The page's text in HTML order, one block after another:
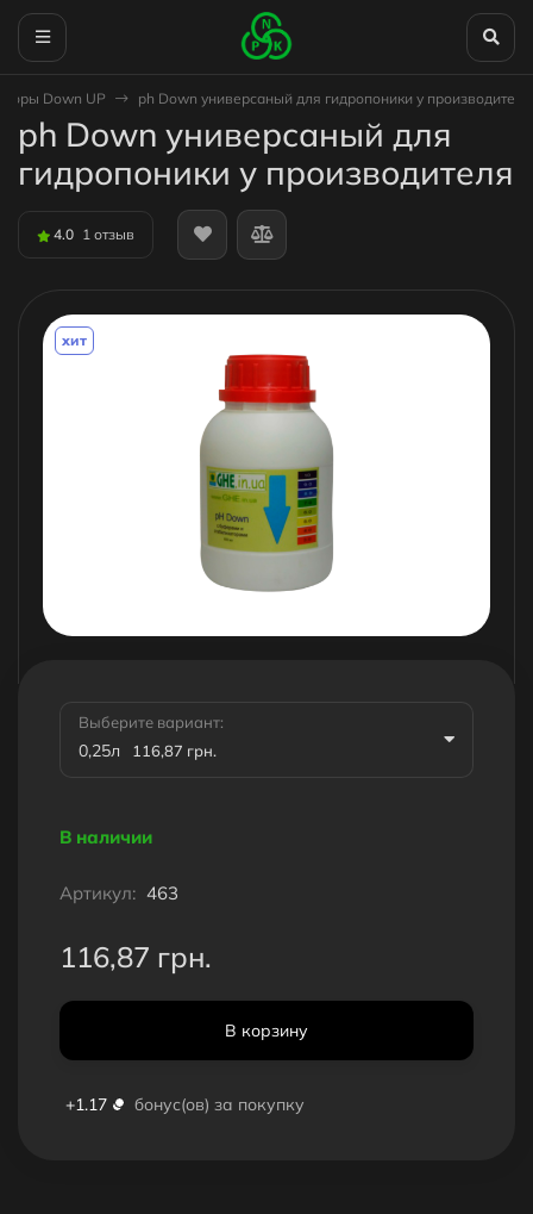
Down UP ph Down универсаный для гидропоники у производителя
ph Down универсаный для
гидропоники у производителя
4.0 1 отзыв
хит
Выберите вариант:
0,25л 116,87 грн.
В наличии
Артикул: 463
116,87 грн.
В корзину
+1.17 бонус(ов) за покупку